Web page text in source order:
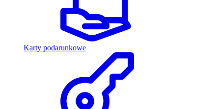
Karty podarunkowe